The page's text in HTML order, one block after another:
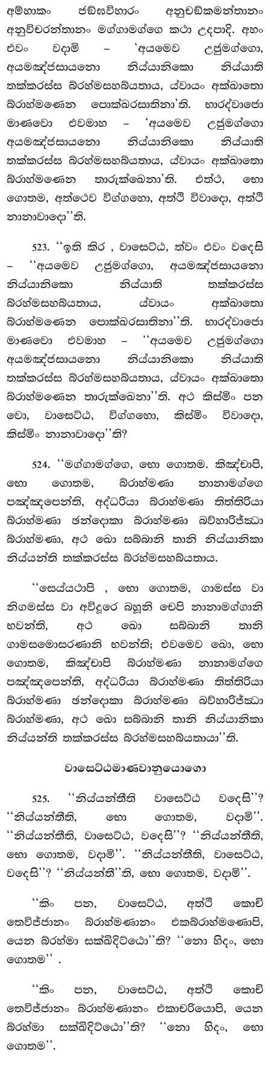
අම්හාකං ජඞ්ඝවිහාරං අනුචඞ්කමන්තානං
අනුවිචරන්තානං මග්ගාමග්ගෙ කථා උදපාදි. අහං
එවං වදාමි – ‘අයමෙව උජුමග්ගො,
අයමඤ්ජසායනො නිය්යානිකො නිය්යාති
තක්කරස්ස බ්රහ්මසහබ්යතාය, ය්වායං අක්ඛාතො
බ්රාහ්මණෙන පොක්ඛරසාතිනා’ති. භාරද්වාජො
මාණවො එවමාහ – ‘අයමෙව උජුමග්ගො
අයමඤ්ජසායනො නිය්යානිකො නිය්යාති
තක්කරස්ස බ්රහ්මසහබ්යතාය, ය්වායං අක්ඛාතො
බ්රාහ්මණෙන තාරුක්ඛෙනා’ති. එත්ථ, භො
ගොතම, අත්ථෙව විග්ගහො, අත්ථි විවාදො, අත්ථි
නානාවාදො’’ති.
523. ‘‘ඉති කිර , වාසෙට්ඨ, ත්වං එවං වදෙසි
– ‘‘අයමෙව උජුමග්ගො, අයමඤ්ජසායනො
නිය්යානිකො නිය්යාති තක්කරස්ස
බ්රහ්මසහබ්යතාය, ය්වායං අක්ඛාතො
බ්රාහ්මණෙන පොක්ඛරසාතිනා’’ති. භාරද්වාජො
මාණවො එවමාහ – ‘‘අයමෙව උජුමග්ගො
අයමඤ්ජසායනො නිය්යානිකො නිය්යාති
තක්කරස්ස බ්රහ්මසහබ්යතාය, ය්වායං අක්ඛාතො
බ්රාහ්මණෙන තාරුක්ඛෙනා’’ති. අථ කිස්මිං පන
වො, වාසෙට්ඨ, විග්ගහො, කිස්මිං විවාදො,
කිස්මිං නානාවාදො’’ති?
524. ‘‘මග්ගාමග්ගෙ, භො ගොතම. කිඤ්චාපි,
භො ගොතම, බ්රාහ්මණා නානාමග්ගෙ
පඤ්ඤපෙන්ති, අද්ධරියා බ්රාහ්මණා තිත්තිරියා
බ්රාහ්මණා ඡන්දොකා බ්රාහ්මණා බව්හාරිජ්ඣා
බ්රාහ්මණා, අථ ඛො සබ්බානි තානි නිය්යානිකා
නිය්යන්ති තක්කරස්ස බ්රහ්මසහබ්යතාය.
‘‘සෙය්යථාපි , භො ගොතම, ගාමස්ස වා
නිගමස්ස වා අවිදූරෙ බහූනි චෙපි නානාමග්ගානි
භවන්ති, අථ ඛො සබ්බානි තානි
ගාමසමොසරණානි භවන්ති; එවමෙව ඛො, භො
ගොතම, කිඤ්චාපි බ්රාහ්මණා නානාමග්ගෙ
පඤ්ඤපෙන්ති, අද්ධරියා බ්රාහ්මණා තිත්තිරියා
බ්රාහ්මණාඡන්දොකා බ්රාහ්මණා බව්හාරිජ්ඣා
බ්රාහ්මණා, අථ ඛො සබ්බානි තානි නිය්යානිකා
නිය්යන්ති තක්කරස්ස බ්රහ්මසහබ්යතායා’’ති.
වාසෙට්ඨමාණවානුයොගො
525. ‘‘නිය්යන්තීති වාසෙට්ඨ වදෙසි’’?
‘‘නිය්යන්තීති, භො ගොතම, වදාමි’’.
‘‘නිය්යන්තීති, වාසෙට්ඨ, වදෙසි’’? ‘‘නිය්යන්තීති,
භො ගොතම, වදාමි’’. ‘‘නිය්යන්තීති, වාසෙට්ඨ,
වදෙසි’’? ‘‘නිය්යන්තී’’ති, භො ගොතම, වදාමි’’.
‘‘කිංපන, වාසෙට්ඨ, අත්ථි කොචි
තෙවිජ්ජානං බ්රාහ්මණානං එකබ්රාහ්මණොපි,
යෙන බ්රහ්මා සක්ඛිදිට්ඨො’’ති? ‘‘නො හිදං, භො
ගොතම’’.
‘‘කිං පන, වාසෙට්ඨ, අත්ථි කොචි
තෙවිජ්ජානං බ්රාහ්මණානං එකාචරියොපි, යෙන
බ්රහ්මා සක්ඛිදිට්ඨො’’ති? ‘‘නො හිදං, භො
ගොතම’’.